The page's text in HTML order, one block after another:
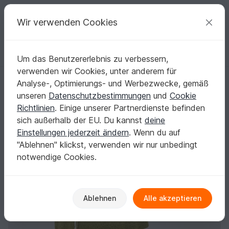
Deine kreativen Ideen
Deutsch | € (EUR) einloggen Kostenlos registrieren
Startseite Stricken Damen Pullover & Poncho
PULLI BLICKFANG SCHULTER, gestrickt
PULLI BLICKFANG SCHULTER, gestrickt
Wir verwenden Cookies
Um das Benutzererlebnis zu verbessern,
verwenden wir Cookies, unter anderem für
Analyse-, Optimierungs- und Werbezwecke, gemäß
unseren Datenschutzbestimmungen und Cookie
Richtlinien. Einige unserer Partnerdienste befinden
sich außerhalb der EU. Du kannst deine
Einstellungen jederzeit ändern. Wenn du auf
"Ablehnen" klickst, verwenden wir nur unbedingt
notwendige Cookies.
Ablehnen Alle akzeptieren